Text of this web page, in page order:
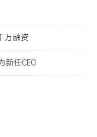
万融资
新任CEO